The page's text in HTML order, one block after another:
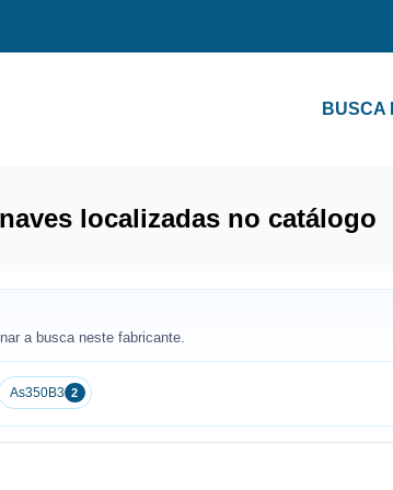
BUSCA
localizadas no catálogo
a busca neste fabricante.
As350B3 2